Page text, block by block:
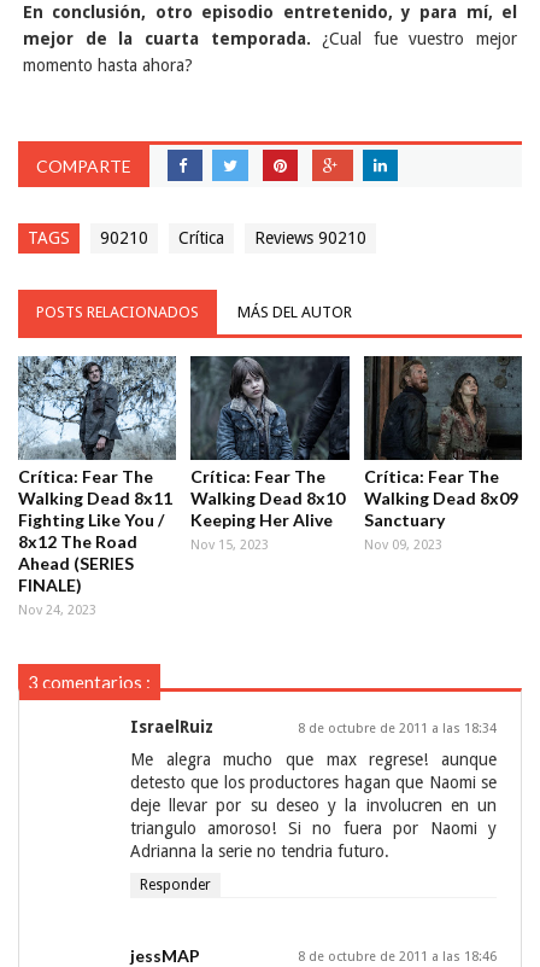
En conclusión, otro episodio entretenido, y para mí, el
mejor de la cuarta temporada. ¿Cual fue vuestro mejor
momento hasta ahora?
COMPARTE
TAGS 90210 Crítica Reviews 90210
POSTS RELACIONADOS MÁS DEL AUTOR
Crítica: Fear The
Walking Dead 8x11
Fighting Like You /
8x12 The Road
Ahead (SERIES
FINALE)
Nov 24, 2023
Crítica: Fear The
Walking Dead 8x10
Keeping Her Alive
Nov 15, 2023
Crítica: Fear The
Walking Dead 8x09
Sanctuary
Nov 09, 2023
3 comentarios :
IsraelRuiz 8 de octubre de 2011 a las 18:34
Me alegra mucho que max regrese! aunque
detesto que los productores hagan que Naomi se
deje llevar por su deseo y la involucren en un
triangulo amoroso! Si no fuera por Naomi y
Adrianna la serie no tendria futuro.
Responder
jessMAP 8 de octubre de 2011 a las 18:46